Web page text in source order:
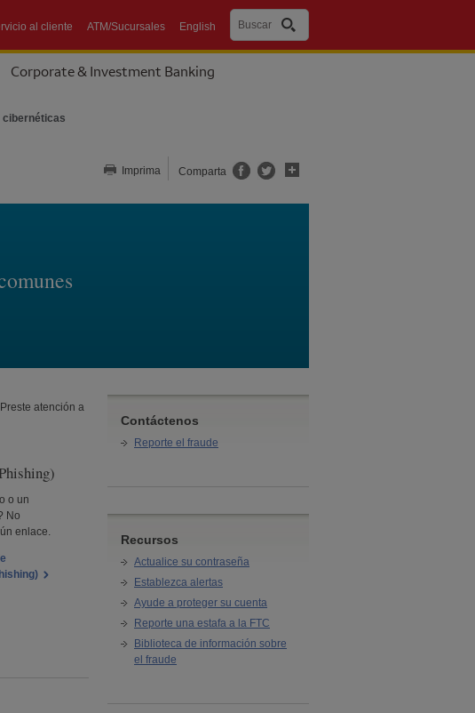
al cliente ATM/Sucursales English Buscar
Corporate & Investment Banking
cibernéticas
Imprima Comparta
atención a
)
o un
No
enlace.
)
Contáctenos
Reporte el fraude
Recursos
Actualice su contraseña
Establezca alertas
Ayude a proteger su cuenta
Reporte una estafa a la FTC
el
Biblioteca de información sobre
el fraude